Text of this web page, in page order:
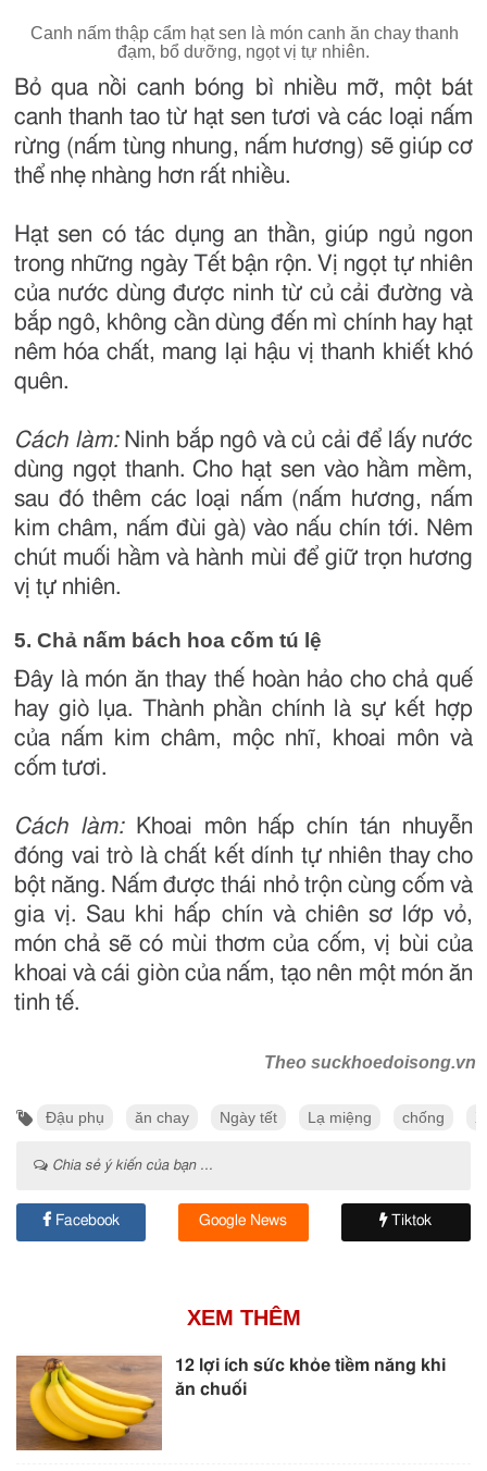
Canh nấm thập cẩm hạt sen là món canh ăn chay thanh
đạm, bổ dưỡng, ngọt vị tự nhiên.
Bỏ qua nồi canh bóng bì nhiều mỡ, một bát
canh thanh tao từ hạt sen tươi và các loại nấm
rừng (nấm tùng nhung, nấm hương) sẽ giúp cơ
thể nhẹ nhàng hơn rất nhiều.
Hạt sen có tác dụng an thần, giúp ngủ ngon
trong những ngày Tết bận rộn. Vị ngọt tự nhiên
của nước dùng được ninh từ củ cải đường và
bắp ngô, không cần dùng đến mì chính hay hạt
nêm hóa chất, mang lại hậu vị thanh khiết khó
quên.
Cách làm:Ninh bắp ngô và củ cải để lấy nước
dùng ngọt thanh. Cho hạt sen vào hầm mềm,
sau đó thêm các loại nấm (nấm hương, nấm
kim châm, nấm đùi gà) vào nấu chín tới. Nêm
chút muối hầm và hành mùi để giữ trọn hương
vị tự nhiên.
5. Chả nấm bách hoa cốm tú lệ
Đây là món ăn thay thế hoàn hảo cho chả quế
hay giò lụa. Thành phần chính là sự kết hợp
của nấm kim châm, mộc nhĩ, khoai môn và
cốm tươi.
Cách làm:Khoai môn hấp chín tán nhuyễn
đóng vai trò là chất kết dính tự nhiên thay cho
bột năng. Nấm được thái nhỏ trộn cùng cốm và
gia vị. Sau khi hấp chín và chiên sơ lớp vỏ,
món chả sẽ có mùi thơm của cốm, vị bùi của
khoai và cái giòn của nấm, tạo nên một món ăn
tinh tế.
Theo suckhoedoisong.vn
Đậu phụ ăn chay Ngày tết Lạ miệng chống
Chia sẻ ý kiến của bạn ...
Facebook Google News Tiktok
XEM THÊM
12 lợi ích sức khỏe tiềm năng khi
ăn chuối